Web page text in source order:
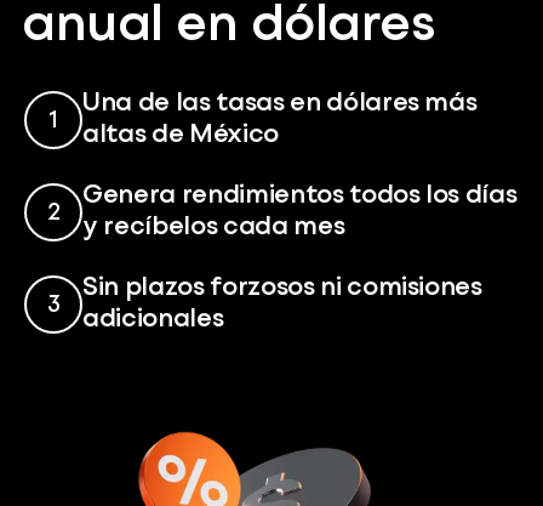
anual en dólares
1
Una de las tasas en dólares más
altas de México
2
Genera rendimientos todos los días
y recíbelos cada mes
3
Sin plazos forzosos ni comisiones
adicionales